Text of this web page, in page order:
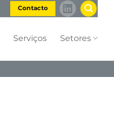
Contacto
Serviços Setores